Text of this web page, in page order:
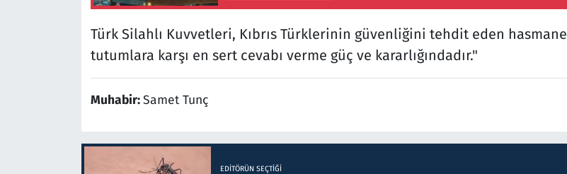
Türk Silahlı Kuvvetleri, Kıbrıs Türklerinin güvenliğini tehdit eden hasmane
tutumlara karşı en sert cevabı verme güç ve kararlığındadır."
Muhabir:Samet Tunç
EDITÖRÜN SEÇTIĞI